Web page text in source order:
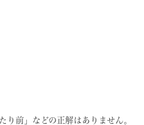
り前」などの正解はありません。